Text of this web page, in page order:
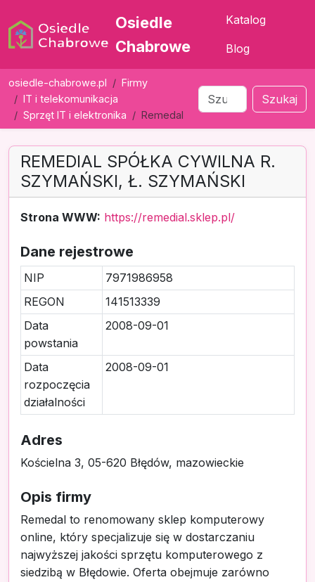
Osiedle
Chabrowe
Katalog
Blog
osiedle-chabrowe.pl
Firmy
IT i telekomunikacja
Sprzęt IT i elektronika
Remedal
Szukaj
REMEDIAL SPÓŁKA CYWILNA R.
SZYMAŃSKI, Ł. SZYMAŃSKI
Strona WWW: https://remedial.sklep.pl/
Dane rejestrowe
NIP
7971986958
REGON
141513339
Data
powstania
2008-09-01
Data
rozpoczęcia
działalności
2008-09-01
Adres
Kościelna 3, 05-620 Błędów, mazowieckie
Opis firmy
Remedal to renomowany sklep komputerowy
online, który specjalizuje się w dostarczaniu
najwyższej jakości sprzętu komputerowego z
siedzibą w Błędowie. Oferta obejmuje zarówno